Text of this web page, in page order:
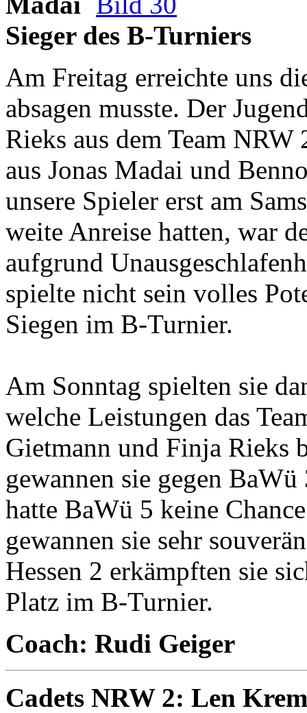
Sieger des B-Turniers
Am Freitag erreichte uns
absagen musste. Der
Rieks aus dem Team NRW
aus Jonas Madai und
unsere Spieler erst am
weite Anreise hatten, war
aufgrund
spielte nicht sein volles
Siegen im B-Turnier.
Am Sonntag spielten sie
welche Leistungen das
Gietmann und Finja Rieks
gewannen sie gegen
hatte BaWü 5 keine
gewannen sie sehr
Hessen 2 erkämpften sie
Platz im B-Turnier.
Coach: Rudi Geiger
Cadets NRW 2: Len